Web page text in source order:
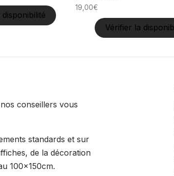
19,00€
Vérifier la
conseillers vous
standards et sur
de la décoration
100x150cm.